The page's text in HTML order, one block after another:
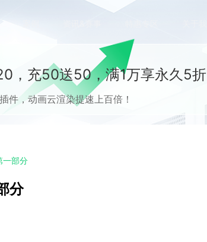
，充50送50，满1万享永久5折
件，动画云渲染提速上百倍！
一部分
分